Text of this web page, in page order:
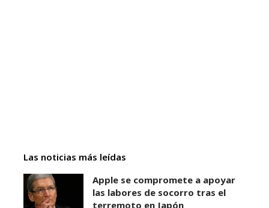
Las noticias más leídas
Apple se compromete a apoyar
las labores de socorro tras el
terremoto en Japón